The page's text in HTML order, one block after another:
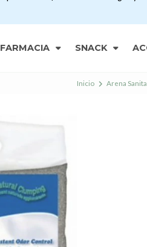
FARMACIA SNACK
Inicio Arena